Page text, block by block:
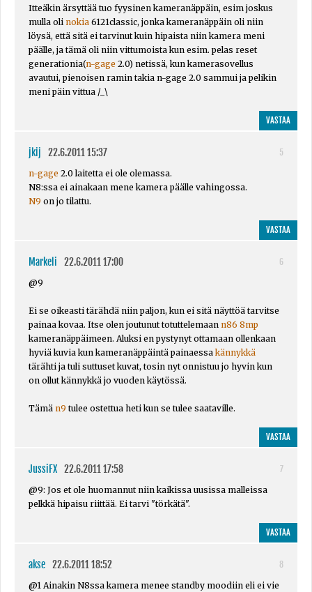
Itteäkin ärsyttää tuo fyysinen kameranäppäin, esim joskus
mulla oli nokia 6121classic, jonka kameranäppäin oli niin
löysä, että sitä ei tarvinut kuin hipaista niin kamera meni
päälle, ja tämä oli niin vittumoista kun esim. pelas reset
generationia(n-gage 2.0) netissä, kun kamerasovellus
avautui, pienoisen ramin takia n-gage 2.0 sammui ja pelikin
meni päin vittua /_\
VASTAA
jkij 22.6.2011 15:37
5
n-gage 2.0 laitetta ei ole olemassa.
N8:ssa ei ainakaan mene kamera päälle vahingossa.
N9 on jo tilattu.
VASTAA
Markeli 22.6.2011 17:00
6
@9
Ei se oikeasti tärähdä niin paljon, kun ei sitä näyttöä tarvitse
painaa kovaa. Itse olen joutunut totuttelemaan n86 8mp
kameranäppäimeen. Aluksi en pystynyt ottamaan ollenkaan
hyviä kuvia kun kameranäppäintä painaessakännykkä
tärähti ja tuli suttuset kuvat, tosin nyt onnistuu jo hyvin kun
on ollut kännykkä jo vuoden käytössä.
Tämä n9 tulee ostettua heti kun se tulee saataville.
VASTAA
JussiFX 22.6.2011 17:58
7
@9: Jos et ole huomannut niin kaikissa uusissa malleissa
pelkkä hipaisu riittää. Ei tarvi "törkätä".
VASTAA
akse 22.6.2011 18:52
8
@1 Ainakin N8ssa kamera menee standby moodiin eli ei vie